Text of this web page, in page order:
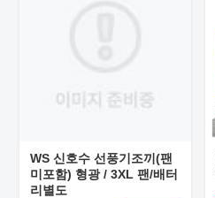
WS 신호수 선풍기조끼(팬
미포함) 형광 / 3XL 팬/배터
리별도